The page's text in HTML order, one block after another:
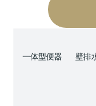
一体型便器 壁排